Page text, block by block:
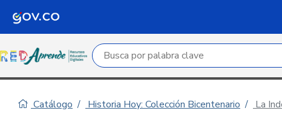
Campo de búsqueda por palabra clave
Catálogo Historia Hoy: Colección Bicentenario La